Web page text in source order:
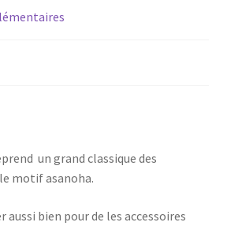
un grand classique des
motif asanoha.
aussi bien pour de les accessoires